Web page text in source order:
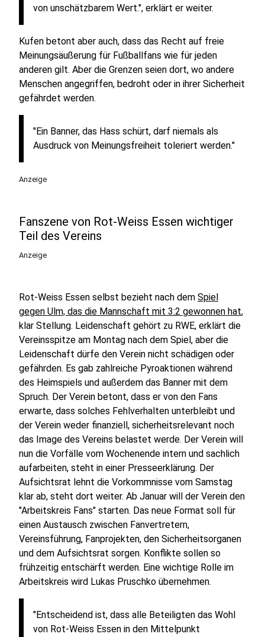
von unschätzbarem Wert.", erklärt er weiter.
Kufen betont aber auch, dass das Recht auf freie
Meinungsäußerung für Fußballfans wie für jeden
anderen gilt. Aber die Grenzen seien dort, wo andere
Menschen angegriffen, bedroht oder in ihrer Sicherheit
gefährdet werden.
"Ein Banner, das Hass schürt, darf niemals als
Ausdruck von Meinungsfreiheit toleriert werden."
Anzeige
Fanszene von Rot-Weiss Essen wichtiger
Teil des Vereins
Anzeige
Rot-Weiss Essen selbst bezieht nach dem Spiel
gegen Ulm, das die Mannschaft mit 3:2 gewonnen hat,
klar Stellung. Leidenschaft gehört zu RWE, erklärt die
Vereinsspitze am Montag nach dem Spiel, aber die
Leidenschaft dürfe den Verein nicht schädigen oder
gefährden. Es gab zahlreiche Pyroaktionen während
des Heimspiels und außerdem das Banner mit dem
Spruch. Der Verein betont, dass er von den Fans
erwarte, dass solches Fehlverhalten unterbleibt und
der Verein weder finanziell, sicherheitsrelevant noch
das Image des Vereins belastet werde. Der Verein will
nun die Vorfälle vom Wochenende intern und sachlich
aufarbeiten, steht in einer Presseerklärung. Der
Aufsichtsrat lehnt die Vorkommnisse vom Samstag
klar ab, steht dort weiter. Ab Januar will der Verein den
"Arbeitskreis Fans" starten. Das neue Format soll für
einen Austausch zwischen Fanvertretern,
Vereinsführung, Fanprojekten, den Sicherheitsorganen
und dem Aufsichtsrat sorgen. Konflikte sollen so
frühzeitig entschärft werden. Eine wichtige Rolle im
Arbeitskreis wird Lukas Pruschko übernehmen.
"Entscheidend ist, dass alle Beteiligten das Wohl
von Rot-Weiss Essen in den Mittelpunkt